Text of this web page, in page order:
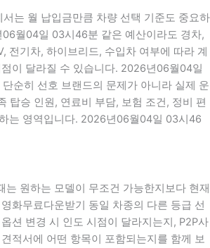
는 월 납입금만큼 차량 선택 기준도 중요하
월04일 03시46분 같은 예산이라도 경차,
전기차, 하이브리드, 수입차 여부에 따라 계
이 달라질 수 있습니다. 2026년06월04일
순히 선호 브랜드의 문제가 아니라 실제 운
탑승 인원, 연료비 부담, 보험 조건, 정비 편
는 영역입니다. 2026년06월04일 03시46
는 원하는 모델이 무조건 가능한지보다 현재
화무료다운받기 동일 차종의 다른 등급 선
션 변경 시 인도 시점이 달라지는지, P2P사
적서에 어떤 항목이 포함되는지를 함께 보